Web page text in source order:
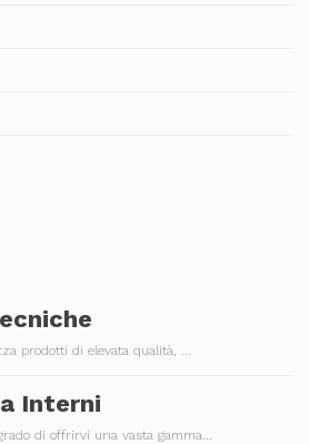
prodotti di elevata qualità, ...
Interni
di offrirvi una vasta gamma...